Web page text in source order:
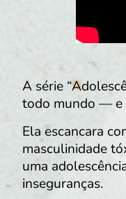
A série
todo mundo — e
Ela escancara
masculinidade
uma
inseguranças.